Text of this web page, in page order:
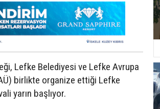
Lefke Belediyesi ve Lefke Avrupa
birlikte organize ettiği Lefke
yarın başlıyor.